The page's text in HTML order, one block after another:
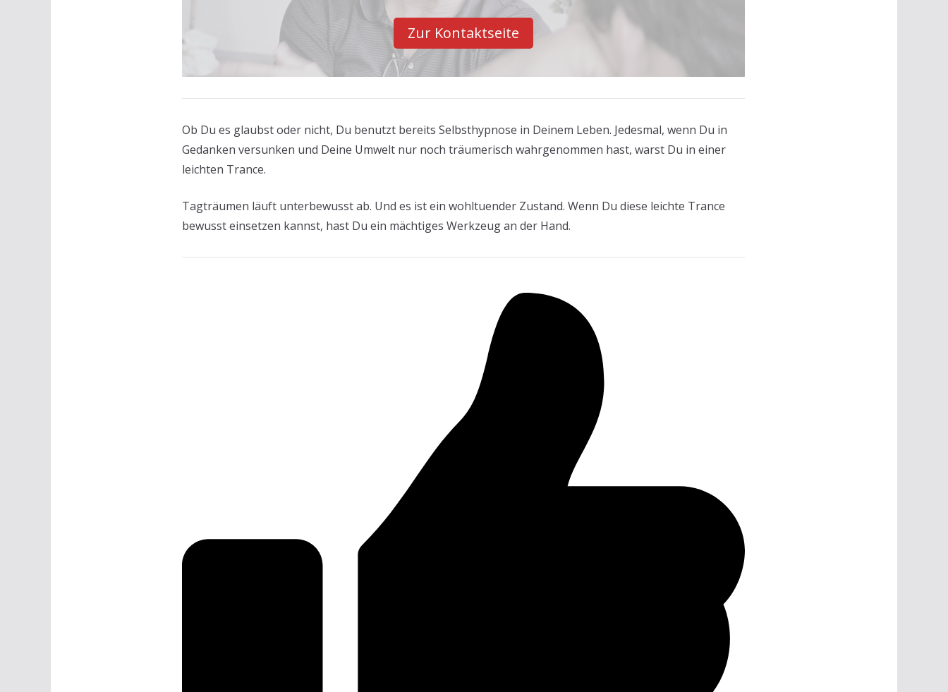
Zur Kontaktseite
Ob Du es glaubst oder nicht, Du benutzt bereits Selbsthypnose in Deinem Leben. Jedesmal, wenn Du in
Gedanken versunken und Deine Umwelt nur noch träumerisch wahrgenommen hast, warst Du in einer
leichten Trance.
Tagträumen läuft unterbewusst ab. Und es ist ein wohltuender Zustand. Wenn Du diese leichte Trance
bewusst einsetzen kannst, hast Du ein mächtiges Werkzeug an der Hand.